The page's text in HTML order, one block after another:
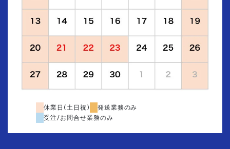
休業日(土日祝)
発送業務のみ
受注/お問合せ業務のみ